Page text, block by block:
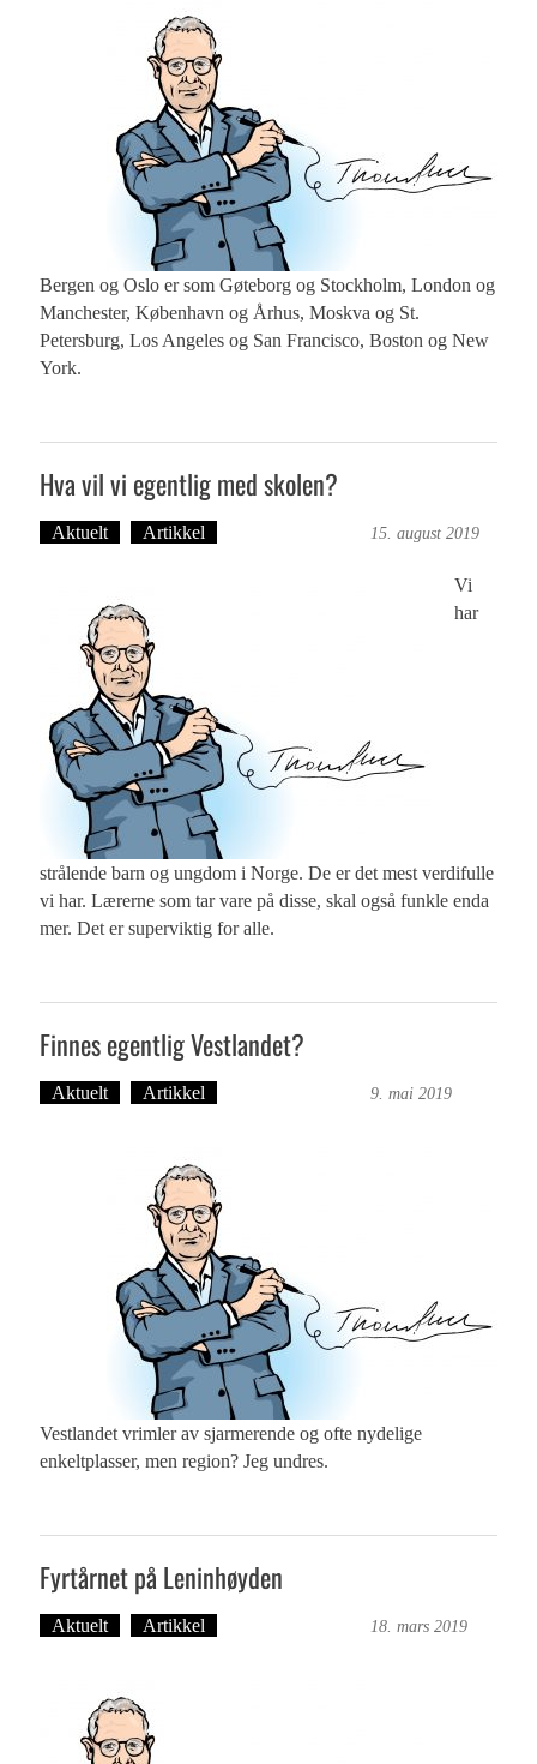
Bergen og Oslo er som Gøteborg og Stockholm, London og
Manchester, København og Århus, Moskva og St.
Petersburg, Los Angeles og San Francisco, Boston og New
York.
Hva vil vi egentlig med skolen?
Aktuelt Artikkel 15. august 2019
Vi
har
strålende barn og ungdom i Norge. De er det mest verdifulle
vi har. Lærerne som tar vare på disse, skal også funkle enda
mer. Det er superviktig for alle.
Finnes egentlig Vestlandet?
Aktuelt Artikkel 9. mai 2019
Vestlandet vrimler av sjarmerende og ofte nydelige
enkeltplasser, men region? Jeg undres.
Fyrtårnet på Leninhøyden
Aktuelt Artikkel 18. mars 2019